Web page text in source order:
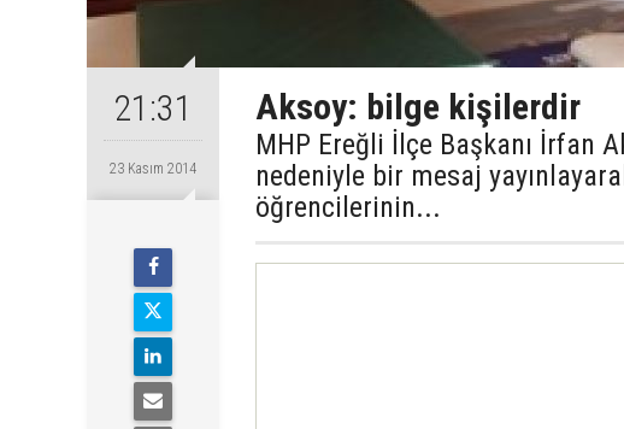
21:31
23 Kasım 2014
Aksoy: bilge kişilerdir
MHP Ereğli İlçe Başkanı İrfan
nedeniyle bir mesaj
öğrencilerinin...